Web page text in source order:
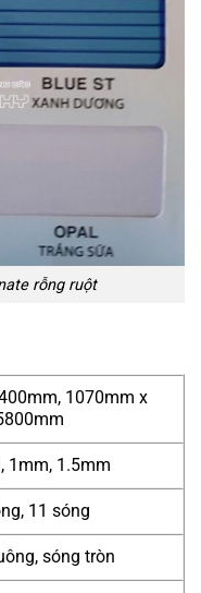
rỗng ruột
1070mm x
1mm, 1.5mm
11 sóng
sóng tròn